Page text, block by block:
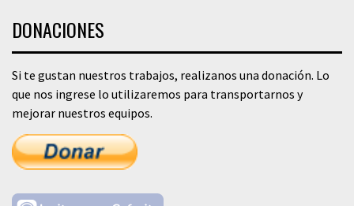
DONACIONES
Si te gustan nuestros trabajos, realizanos una donación. Lo
que nos ingrese lo utilizaremos para transportarnos y
mejorar nuestros equipos.